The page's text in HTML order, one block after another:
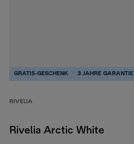
GRATIS-GESCHENK 3 JAHRE GARANTIE
RIVELIA
Rivelia Arctic White